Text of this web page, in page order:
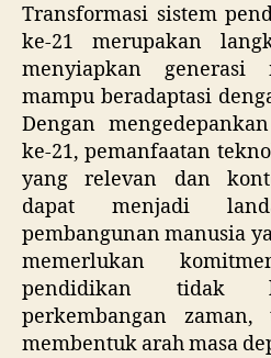
Transformasi sistem
ke-21 merupakan
menyiapkan
mampu beradaptasi
Dengan
ke-21, pemanfaatan
yang relevan dan
dapat menjadi
pembangunan manusia
memerlukan
pendidikan tidak
perkembangan
membentuk arah masa